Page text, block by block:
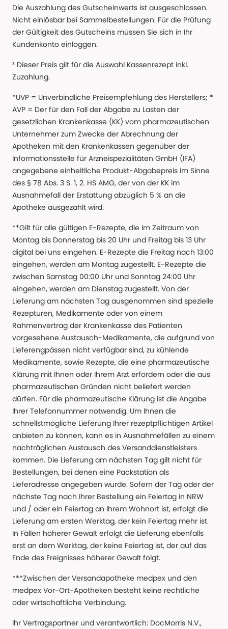
Die Auszahlung des Gutscheinwerts ist ausgeschlossen.
Nicht einlösbar bei Sammelbestellungen. Für die Prüfung
der Gültigkeit des Gutscheins müssen Sie sich in Ihr
Kundenkonto einloggen.
³ Dieser Preis gilt für die Auswahl Kassenrezept inkl.
Zuzahlung.
*UVP = Unverbindliche Preisempfehlung des Herstellers; *
AVP = Der für den Fall der Abgabe zu Lasten der
gesetzlichen Krankenkasse (KK) vom pharmazeutischen
Unternehmer zum Zwecke der Abrechnung der
Apotheken mit den Krankenkassen gegenüber der
Informationsstelle für Arzneispezialitäten GmbH (IFA)
angegebene einheitliche Produkt-Abgabepreis im Sinne
des § 78 Abs. 3 S. 1, 2. HS AMG, der von der KK im
Ausnahmefall der Erstattung abzüglich 5 % an die
Apotheke ausgezahlt wird.
**Gilt für alle gültigen E-Rezepte, die im Zeitraum von
Montag bis Donnerstag bis 20 Uhr und Freitag bis 13 Uhr
digital bei uns eingehen. E-Rezepte die Freitag nach 13:00
eingehen, werden am Montag zugestellt. E-Rezepte die
zwischen Samstag 00:00 Uhr und Sonntag 24:00 Uhr
eingehen, werden am Dienstag zugestellt. Von der
Lieferung am nächsten Tag ausgenommen sind spezielle
Rezepturen, Medikamente oder von einem
Rahmenvertrag der Krankenkasse des Patienten
vorgesehene Austausch-Medikamente, die aufgrund von
Lieferengpässen nicht verfügbar sind, zu kühlende
Medikamente, sowie Rezepte, die eine pharmazeutische
Klärung mit Ihnen oder Ihrem Arzt erfordern oder die aus
pharmazeutischen Gründen nicht beliefert werden
dürfen. Für die pharmazeutische Klärung ist die Angabe
Ihrer Telefonnummer notwendig. Um Ihnen die
schnellstmögliche Lieferung Ihrer rezeptpflichtigen Artikel
anbieten zu können, kann es in Ausnahmefällen zu einem
nachträglichen Austausch des Versanddienstleisters
kommen. Die Lieferung am nächsten Tag gilt nicht für
Bestellungen, bei denen eine Packstation als
Lieferadresse angegeben wurde. Sofern der Tag oder der
nächste Tag nach Ihrer Bestellung ein Feiertag in NRW
und / oder ein Feiertag an Ihrem Wohnort ist, erfolgt die
Lieferung am ersten Werktag, der kein Feiertag mehr ist.
In Fällen höherer Gewalt erfolgt die Lieferung ebenfalls
erst an dem Werktag, der keine Feiertag ist, der auf das
Ende des Ereignisses höherer Gewalt folgt.
***Zwischen der Versandapotheke medpex und den
medpex Vor-Ort-Apotheken besteht keine rechtliche
oder wirtschaftliche Verbindung.
Ihr Vertragspartner und verantwortlich: DocMorris N.V.,